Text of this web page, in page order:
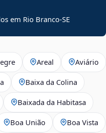
em Rio Branco-SE
Areal Aviário
Baixa da Colina
Baixada da Habitasa
Boa União Boa Vista